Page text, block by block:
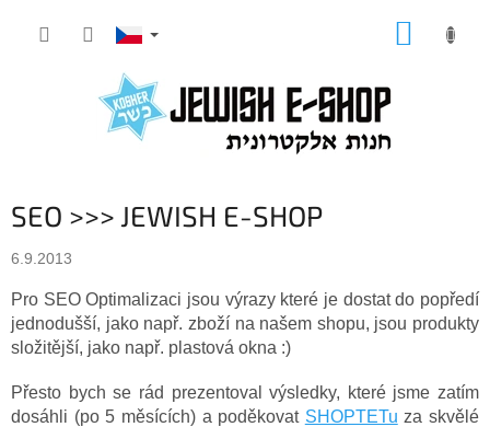
SEO >>> JEWISH E-SHOP
6.9.2013
Pro SEO Optimalizaci jsou výrazy které je dostat do popředí
jednodušší, jako např. zboží na našem shopu, jsou produkty
složitější, jako např. plastová okna :)
Přesto bych se rád prezentoval výsledky, které jsme zatím
dosáhli (po 5 měsících) a poděkovat SHOPTETu za skvělé